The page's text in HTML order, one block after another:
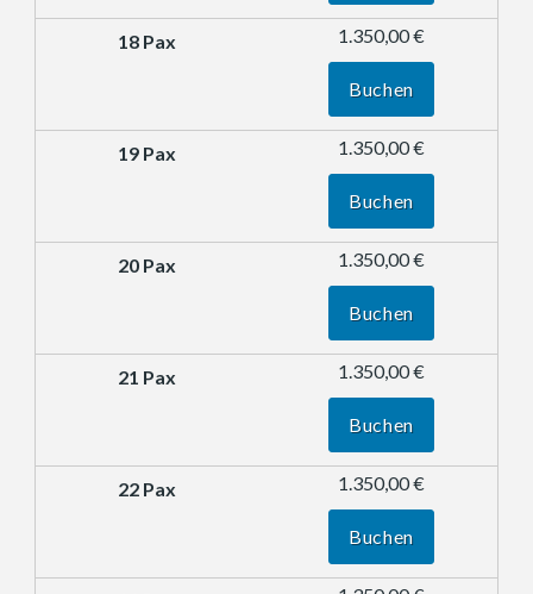
1.350,00 €
Buchen
1.350,00 €
Buchen
1.350,00 €
Buchen
1.350,00 €
Buchen
1.350,00 €
Buchen